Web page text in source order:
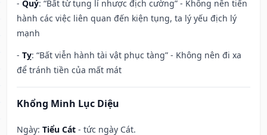
- Quý: “Bất từ tụng lí nhược địch cường” - Không nên tiến
hành các việc liên quan đến kiện tụng, ta lý yếu địch lý
mạnh
- Tỵ: “Bất viễn hành tài vật phục tàng” - Không nên đi xa
để tránh tiền của mất mát
Khổng Minh Lục Diệu
Ngày: Tiểu Cát - tức ngày Cát.